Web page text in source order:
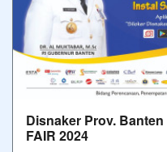
Disnaker Prov.
FAIR 2024